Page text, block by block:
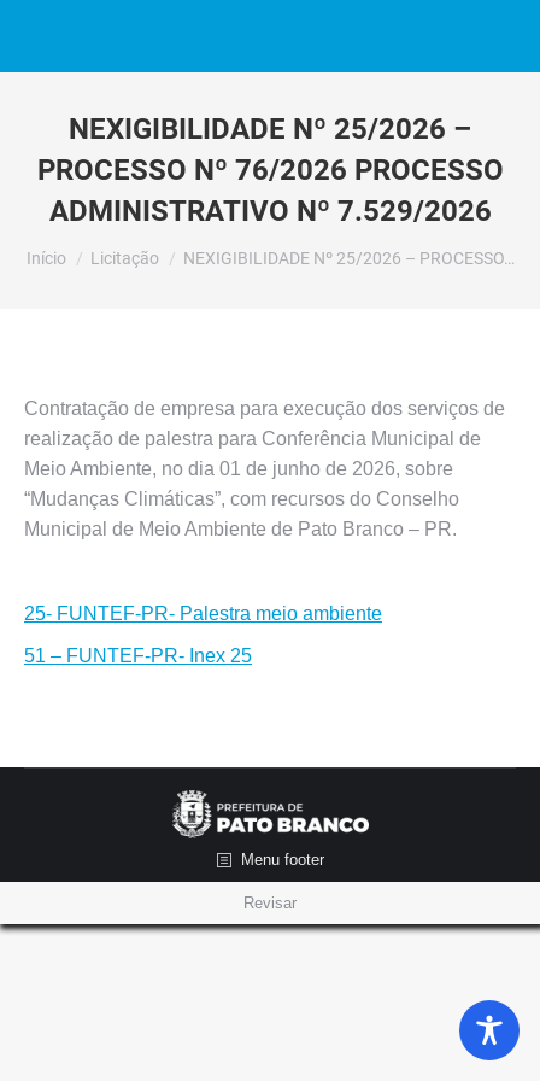
NEXIGIBILIDADE Nº 25/2026 –
PROCESSO Nº 76/2026 PROCESSO
ADMINISTRATIVO Nº 7.529/2026
Você está aqui:
Início Licitação NEXIGIBILIDADE Nº 25/2026 – PROCESSO…
Contratação de empresa para execução dos serviços de
realização de palestra para Conferência Municipal de
Meio Ambiente, no dia 01 de junho de 2026, sobre
“Mudanças Climáticas”, com recursos do Conselho
Municipal de Meio Ambiente de Pato Branco – PR.
25- FUNTEF-PR- Palestra meio ambiente
51 – FUNTEF-PR- Inex 25
Menu footer
Revisar